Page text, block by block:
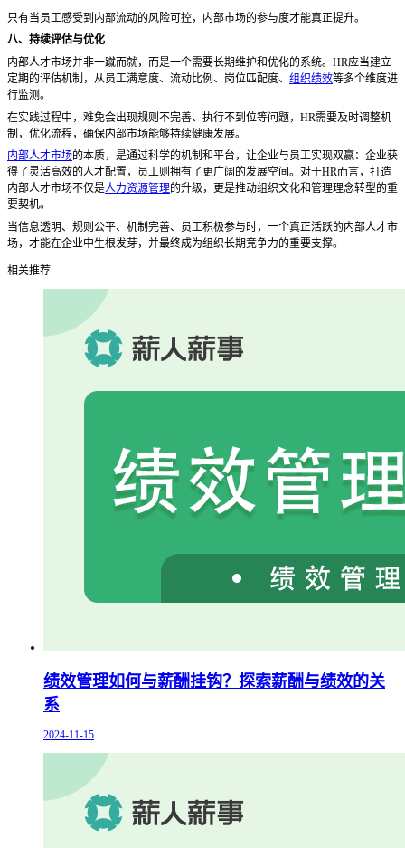
只有当员工感受到内部流动的风险可控，内部市场的参与度才能真正提升。
八、持续评估与优化
内部人才市场并非一蹴而就，而是一个需要长期维护和优化的系统。 HR应当建立
定期的评估机制，从员工满意度、流动比例、岗位匹配度、 组织绩效等多个维度进
行监测。
在实践过程中，难免会出现规则不完善、执行不到位等问题， HR需要及时调整机
制，优化流程，确保内部市场能够持续健康发展。
内部人才市场的本质，是通过科学的机制和平台，让企业与员工实现双赢：企业获
得了灵活高效的人才配置，员工则拥有了更广阔的发展空间。对于HR而言，打造
内部人才市场不仅是人力资源管理的升级，更是推动组织文化和管理理念转型的重
要契机。
当信息透明、规则公平、机制完善、员工积极参与时，一个真正活跃的内部人才市
场，才能在企业中生根发芽，并最终成为组织长期竞争力的重要支撑。
相关推荐
绩效管理如何与薪酬挂钩？探索薪酬与绩效的关
系
2024-11-15